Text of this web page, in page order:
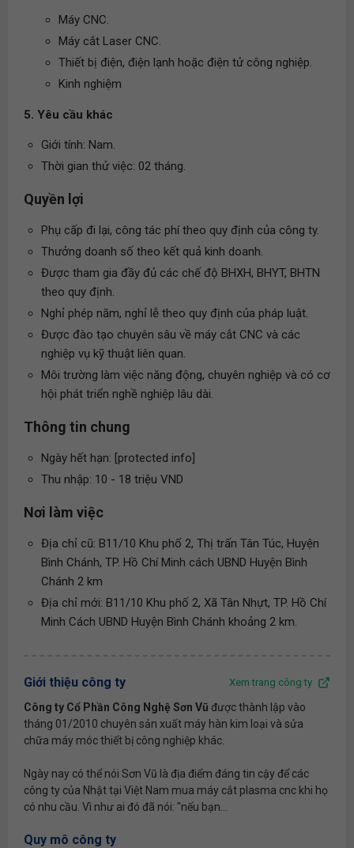
Máy CNC.
Máy cắt Laser CNC.
Thiết bị điện, điện lạnh hoặc điện tử công nghiệp.
Kinh nghiệm
5. Yêu cầu khác
Giới tính: Nam.
Thời gian thử việc: 02 tháng.
Quyền lợi
Phụ cấp đi lại, công tác phí theo quy định của công ty.
Thưởng doanh số theo kết quả kinh doanh.
Được tham gia đầy đủ các chế độ BHXH, BHYT, BHTN
theo quy định.
Nghỉ phép năm, nghỉ lễ theo quy định của pháp luật.
Được đào tạo chuyên sâu về máy cắt CNC và các
nghiệp vụ kỹ thuật liên quan.
Môi trường làm việc năng động, chuyên nghiệp và có cơ
hội phát triển nghề nghiệp lâu dài.
Thông tin chung
Ngày hết hạn: [protected info]
Thu nhập: 10 - 18 triệu VND
Nơi làm việc
Địa chỉ cũ: B11/10 Khu phố 2, Thị trấn Tân Túc, Huyện
Bình Chánh, TP. Hồ Chí Minh cách UBND Huyện Bình
Chánh 2 km
Địa chỉ mới: B11/10 Khu phố 2, Xã Tân Nhựt, TP. Hồ Chí
Minh Cách UBND Huyện Bình Chánh khoảng 2 km.
Giới thiệu công ty Xem trang công ty
Công ty Cổ Phần Công Nghệ Sơn Vũ được thành lập vào
tháng 01/2010 chuyên sản xuất máy hàn kim loại và sửa
chữa máy móc thiết bị công nghiệp khác.
Ngày nay có thể nói Sơn Vũ là địa điểm đáng tin cậy để các
công ty của Nhật tại Việt Nam mua máy cắt plasma cnc khi họ
có nhu cầu. Vì như ai đó đã nói: "nếu bạn...
Quy mô công ty